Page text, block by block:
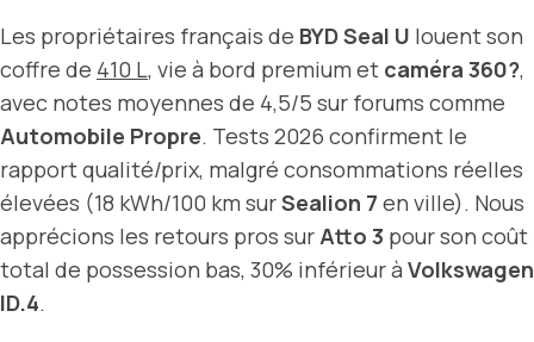
Les propriétaires français de BYD Seal U louent son
coffre de 410 L, vie à bord premium et caméra 360?,
avec notes moyennes de 4,5/5 sur forums comme
Automobile Propre. Tests 2026 confirment le
rapport qualité/prix, malgré consommations réelles
élevées (18 kWh/100 km surSealion 7 en ville). Nous
apprécions les retours pros sur Atto 3 pour son coût
total de possession bas, 30% inférieur à Volkswagen
ID.4.